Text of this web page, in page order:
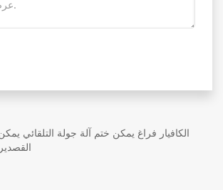
الكافيار فراغ يمكن ختم آلة جولة التلقائي